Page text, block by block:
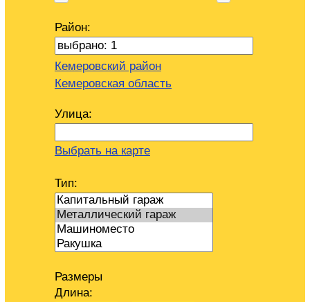
Район:
Кемеровский район
Кемеровская область
Улица:
Выбрать на карте
Тип:
Размеры
Длина: